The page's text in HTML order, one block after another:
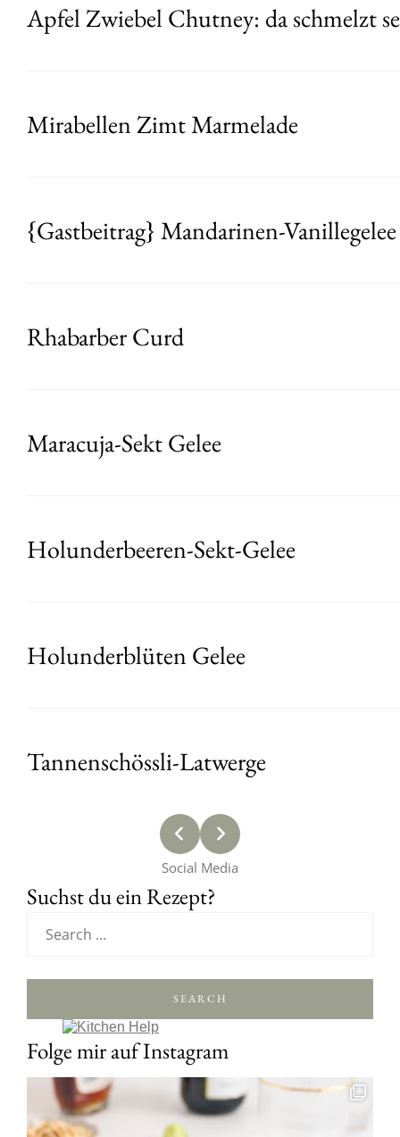
Apfel Zwiebel Chutney: da schmelzt
Mirabellen Zimt Marmelade
{Gastbeitrag} Mandarinen-Vanillegelee
Rhabarber Curd
Maracuja-Sekt Gelee
Holunderbeeren-Sekt-Gelee
Holunderblüten Gelee
Tannenschössli-Latwerge
Social Media
Suchst du ein Rezept?
SEARCH
Folge mir auf Instagram